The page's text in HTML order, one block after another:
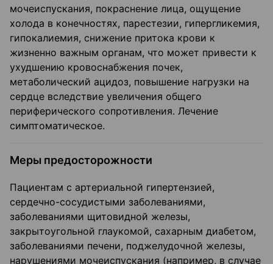
мочеиспускания, покраснение лица, ощущение
холода в конечностях, парестезии, гипергликемия,
гипокалиемия, снижение притока крови к
жизненно важным органам, что может привести к
ухудшению кровоснабжения почек,
метаболический ацидоз, повышение нагрузки на
сердце вследствие увеличения общего
периферического сопротивления. Лечение
симптоматическое.
Меры предосторожности
Пациентам с артериальной гипертензией,
сердечно-сосудистыми заболеваниями,
заболеваниями щитовидной железы,
закрытоугольной глаукомой, сахарным диабетом,
заболеваниями печени, поджелудочной железы,
нарушениями мочеиспускания (например, в случае